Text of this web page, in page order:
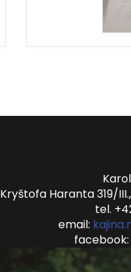
Kryštofa Haranta 319/
tel.
email:
facebook: